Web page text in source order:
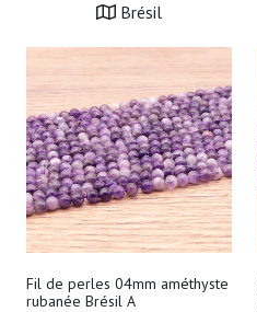
Brésil
Fil de perles 04mm améthyste
rubanée Brésil A